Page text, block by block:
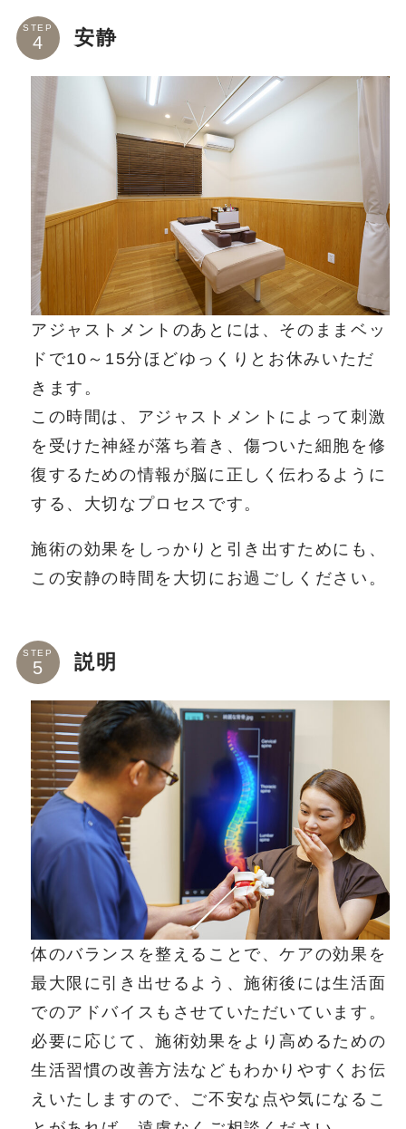
STEP 安静
アジャストメントのあとには、そのままベッ
ドで10～15分ほどゆっくりとお休みいただ
きます。
この時間は、アジャストメントによって刺激
を受けた神経が落ち着き、傷ついた細胞を修
復するための情報が脳に正しく伝わるように
する、大切なプロセスです。
施術の効果をしっかりと引き出すためにも、
この安静の時間を大切にお過ごしください。
STEP 説明
体のバランスを整えることで、ケアの効果を
最大限に引き出せるよう、施術後には生活面
でのアドバイスもさせていただいています。
必要に応じて、施術効果をより高めるための
生活習慣の改善方法などもわかりやすくお伝
えいたしますので、ご不安な点や気になるこ